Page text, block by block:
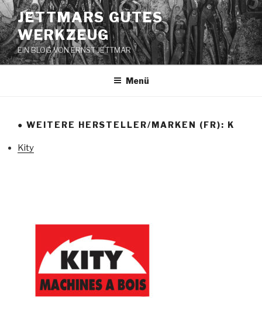
Zum
Inhalt
springen
JETTMARS GUTES
WERKZEUG
EIN BLOG VON ERNST JETTMAR
Menü
● WEITERE HERSTELLER/MARKEN (FR): K
Kity